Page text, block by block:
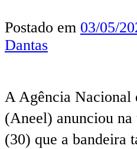
Postado em 03/05/
Dantas
A Agência Nacional
(Aneel) anunciou
(30) que a bandeira